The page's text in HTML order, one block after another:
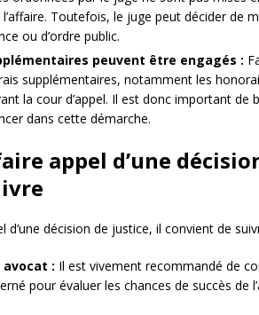
Toutefois, le juge peut décider de
ou d’ordre public.
peuvent être engagés :
supplémentaires, notamment les
la cour d’appel. Il est donc important de
dans cette démarche.
appel d’une
d’une décision de justice, il convient de
avocat : Il est vivement recommandé de
pour évaluer les chances de succès de